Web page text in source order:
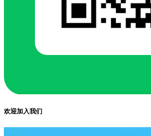
欢迎加入我们